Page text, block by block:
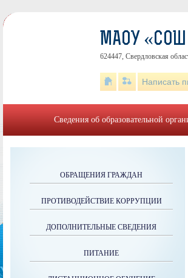
ОБРАЩЕНИЯ ГРАЖДАН
ПРОТИВОДЕЙСТВИЕ КОРРУПЦИИ
ДОПОЛНИТЕЛЬНЫЕ СВЕДЕНИЯ
ПИТАНИЕ
МАОУ
624447, Свердловская
Написать
Сведения об образовательной